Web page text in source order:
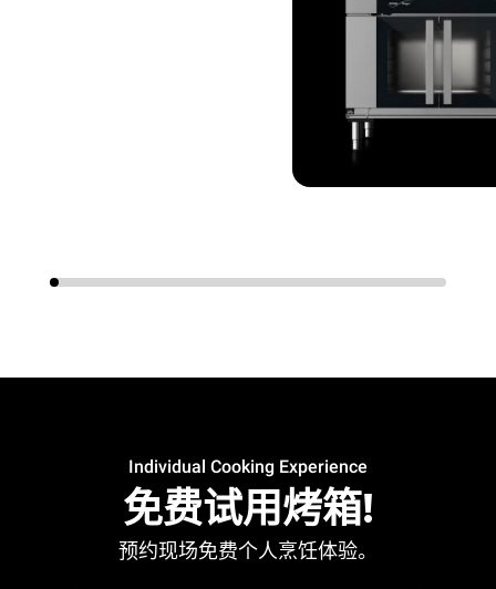
Individual Cooking Experience
免费试用烤箱!
预约现场免费个人烹饪体验。